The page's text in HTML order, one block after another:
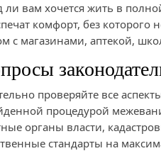
ли вам хочется жить в
комфорт, без которого
с магазинами, аптекой,
проверяйте все
процедурой
органы власти,
стандарты на